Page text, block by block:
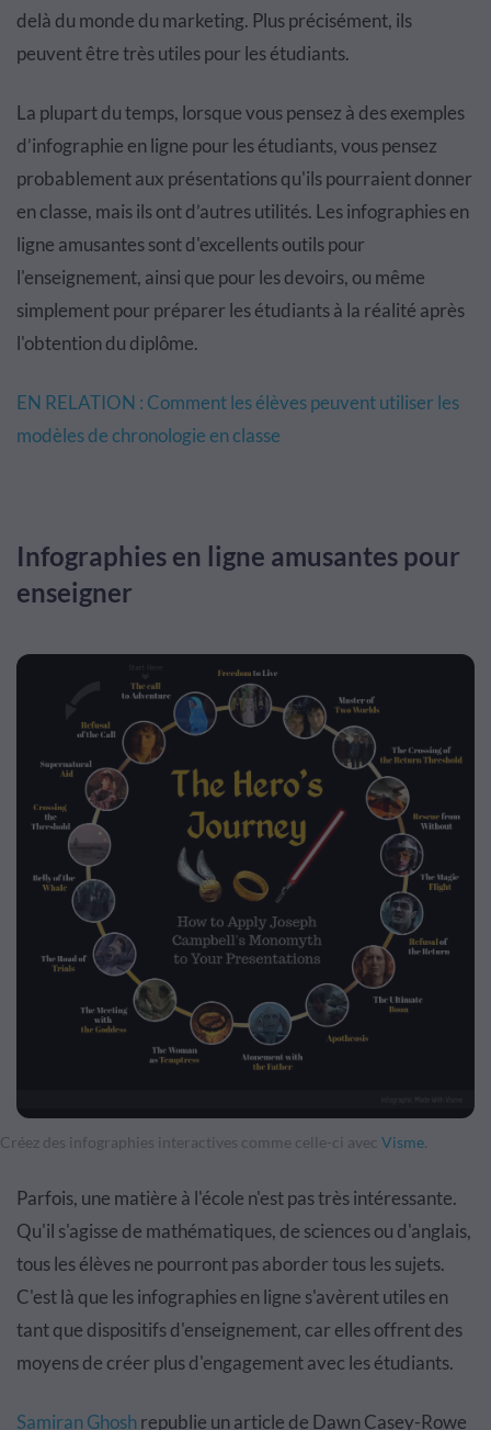
delà du monde du marketing. Plus précisément, ils
peuvent être très utiles pour les étudiants.
La plupart du temps, lorsque vous pensez à des exemples
d’infographie en ligne pour les étudiants, vous pensez
probablement aux présentations qu'ils pourraient donner
en classe, mais ils ont d’autres utilités. Les infographies en
ligne amusantes sont d'excellents outils pour
l'enseignement, ainsi que pour les devoirs, ou même
simplement pour préparer les étudiants à la réalité après
l'obtention du diplôme.
EN RELATION : Comment les élèves peuvent utiliser les
modèles de chronologie en classe
Infographies en ligne amusantes pour
enseigner
Créez des infographies interactives comme celle-ci avec Visme
Parfois, une matière à l'école n'est pas très intéressante.
Qu'il s'agisse de mathématiques, de sciences ou d'anglais,
tous les élèves ne pourront pas aborder tous les sujets.
C'est là que les infographies en ligne s'avèrent utiles en
tant que dispositifs d'enseignement, car elles offrent des
moyens de créer plus d'engagement avec les étudiants.
Samiran Ghoshrepublie un article de Dawn Casey-Rowe